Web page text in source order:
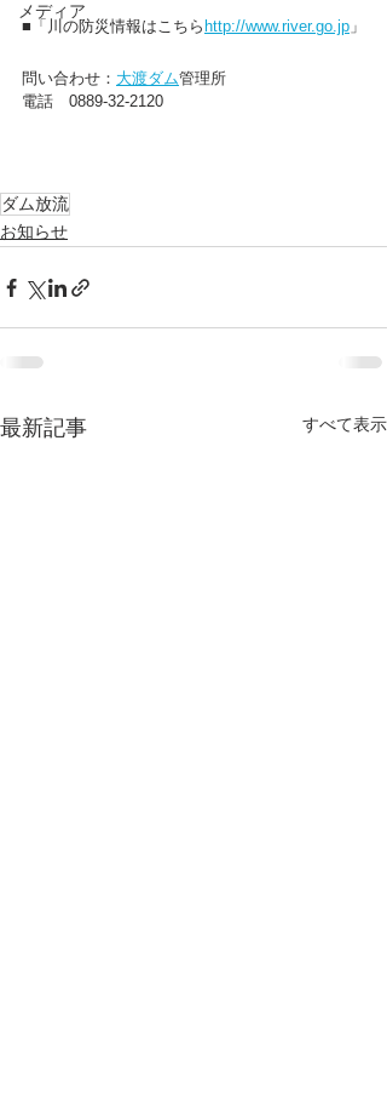
メディア
■「川の防災情報はこちら http://www.river.go.jp 」
問い合わせ： 大渡ダム管理所
電話　0889-32-2120
ダム放流
お知らせ
最新記事 すべて表示